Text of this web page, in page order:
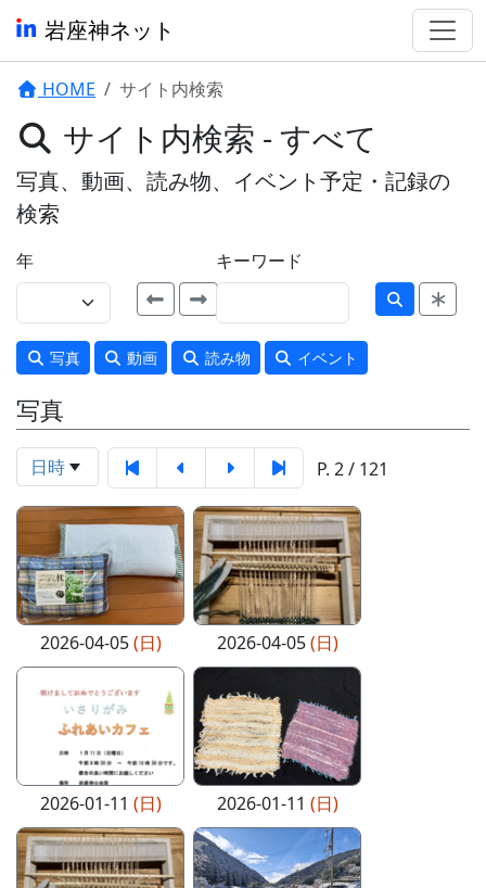
岩座神ネット
HOME サイト内検索
サイト内検索 - すべて
写真、動画、読み物、イベント予定・記録の
検索
年 キーワード
写真 動画 読み物 イベント
写真
日時 P. 2 / 121
2026-04-05(日) 2026-04-05(日)
2026-01-11 (日) 2026-01-11 (日)